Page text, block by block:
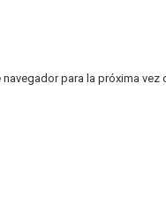
para la próxima vez